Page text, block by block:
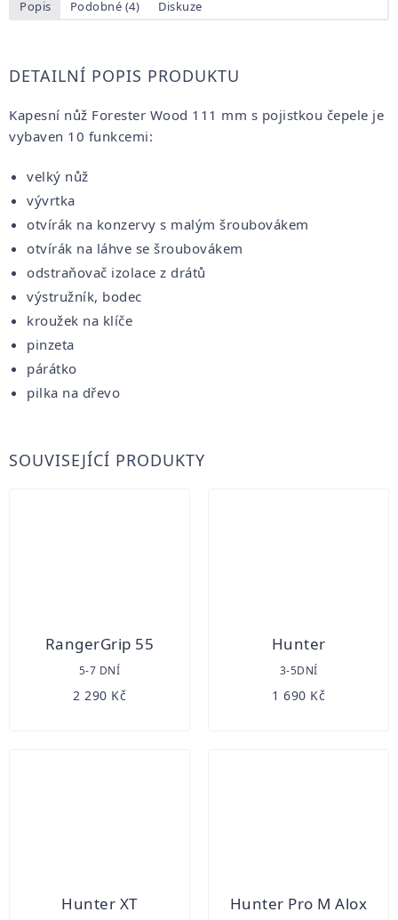
Popis Podobné (4) Diskuze
DETAILNÍ POPIS PRODUKTU
Kapesní nůž Forester Wood 111 mm s pojistkou čepele je
vybaven 10 funkcemi:
velký nůž
vývrtka
otvírák na konzervy s malým šroubovákem
otvírák na láhve se šroubovákem
odstraňovač izolace z drátů
výstružník, bodec
kroužek na klíče
pinzeta
párátko
pilka na dřevo
SOUVISEJÍCÍ PRODUKTY
RangerGrip 55
5-7 DNÍ
2 290 Kč
Hunter
3-5DNÍ
1 690 Kč
Hunter XT Hunter Pro M Alox